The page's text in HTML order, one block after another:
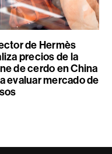
de Hermès
precios de la
de cerdo en China
evaluar mercado de